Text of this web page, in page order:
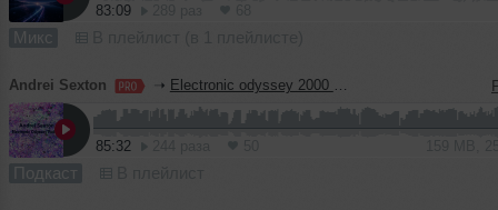
83:09
Микс
Andrei Sexton ➝ Electronic odyssey 2000 part.5
85:32
Подкаст